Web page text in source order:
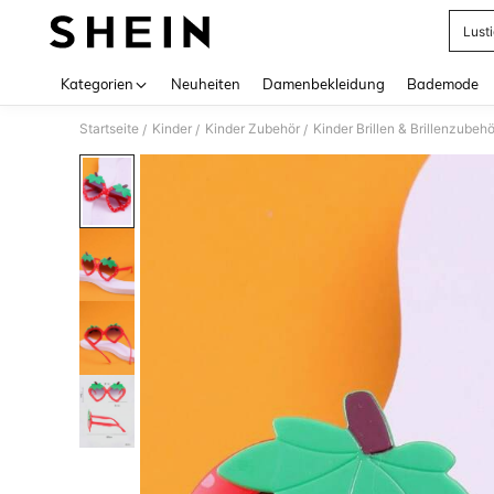
Kategorien Neuheiten Damenbekleidung Bademode
Startseite / Kinder / Kinder Zubehör / Kinder Brillen &